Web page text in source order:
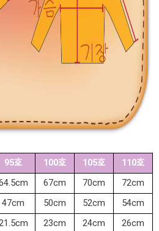
95호 100호 105호 110호
67cm 70cm
72cm
47cm 50cm 52cm
54cm
23cm 24cm 26cm